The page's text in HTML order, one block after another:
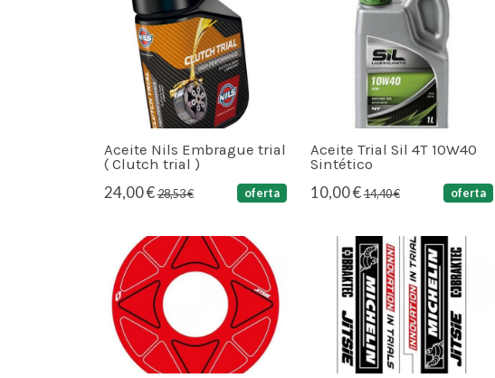
Aceite Nils Embrague trial
( Clutch trial )
24,00 €28,53 € oferta
Aceite Trial Sil 4T 10W40
Sintético
10,00 €14,40 € oferta